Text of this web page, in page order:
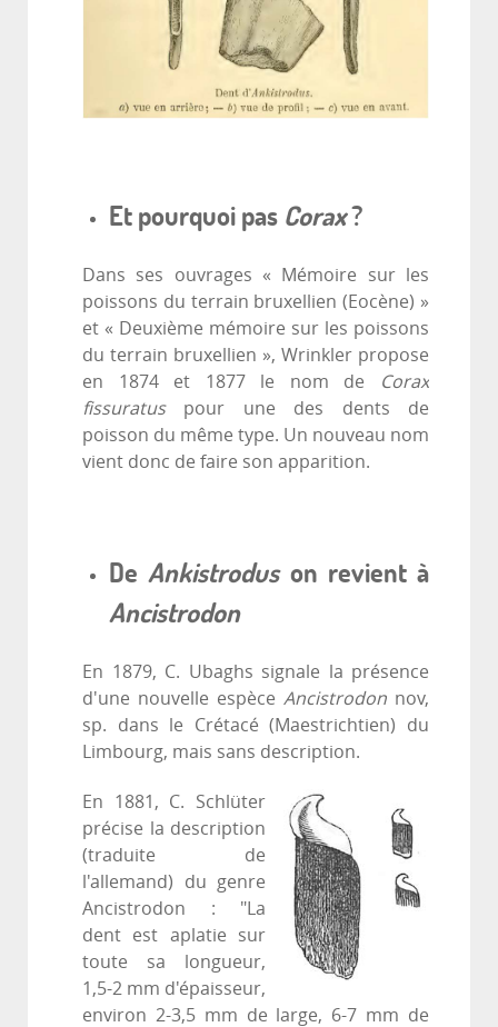
Et pourquoi pas Corax?
Dans ses ouvrages « Mémoire sur les
poissons du terrain bruxellien (Eocène) »
et « Deuxième mémoire sur les poissons
du terrain bruxellien », Wrinkler propose
en 1874 et 1877 le nom de
Corax
fissuratus pour une des dents de
poisson du même type. Un nouveau nom
vient donc de faire son apparition.
DeAnkistrodus on revient à
Ancistrodon
En 1879, C. Ubaghs signale la présence
d'une nouvelle espèce Ancistrodon nov,
sp. dans le Crétacé (Maestrichtien) du
Limbourg, mais sans description.
En 1881, C. Schlüter
précise la description
(traduite de
l'allemand) du genre
Ancistrodon : "La
dent est aplatie sur
toute sa longueur,
1,5-2 mm d'épaisseur,
environ 2-3,5 mm de large, 6-7 mm de